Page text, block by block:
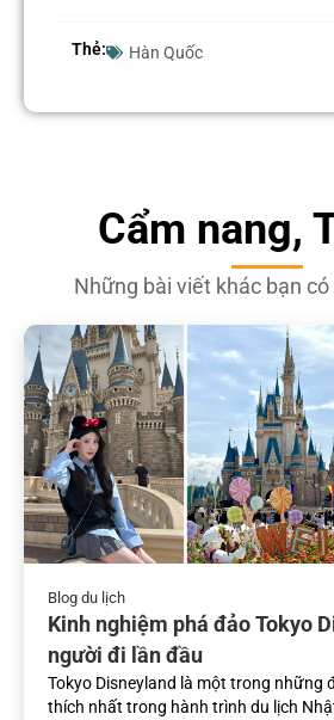
Thẻ: Hàn Quốc
Cẩm nang,
Những bài viết khác bạn
Blog du lịch
Kinh nghiệm phá đảo Tokyo
người đi lần đầu
Tokyo Disneyland là một trong những
thích nhất trong hành trình du lịch